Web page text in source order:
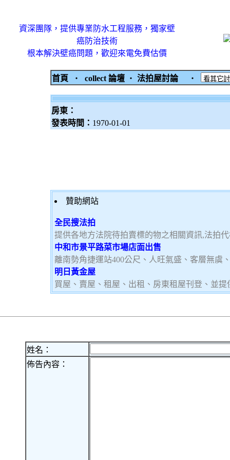
資深團隊，提供專業防水工程服務，獨家壁
癌防治技術
根本解決壁癌問題，歡迎來電免費估價
首頁 ‧ collect 論壇 ‧ 法拍屋討論 ‧
房東：
發表時間： 1970-01-01
贊助網站
全民搜法拍
提供各地方法院待拍賣標的物之相關資訊,法拍
中和市景平路菜市場店面出售
離南勢角捷運站400公尺、人旺氣盛、客層無虞
明日黃金屋
買屋、賣屋、租屋、出租、房東租屋刊登、並
姓名：
佈告內容：